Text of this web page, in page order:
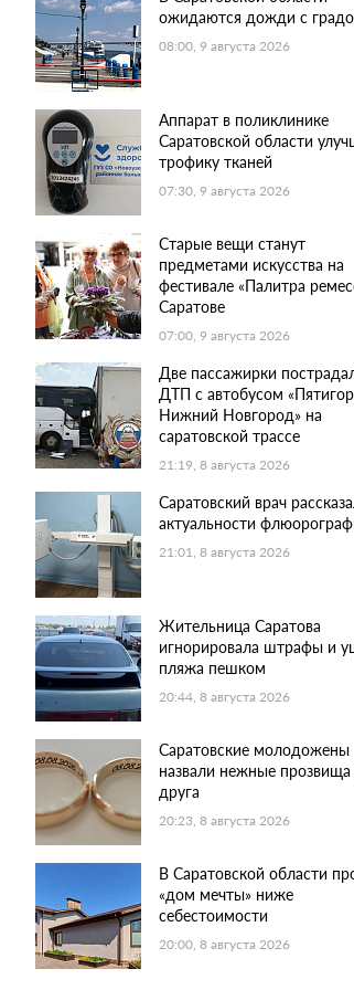
ожидаются дожди с
08:00, 9 августа 2026
Аппарат в поликлинике
Саратовской области
трофику тканей
07:30, 9 августа 2026
Старые вещи станут
предметами искусства на
фестивале «Палитра
Саратове
07:00, 9 августа 2026
Две пассажирки
ДТП с автобусом
Нижний Новгород» на
саратовской трассе
21:19, 8 августа 2026
Саратовский врач
актуальности
21:01, 8 августа 2026
Жительница Саратова
игнорировала штрафы и
пляжа пешком
20:44, 8 августа 2026
Саратовские молодожены
назвали нежные прозвища
друга
20:23, 8 августа 2026
В Саратовской области
«дом мечты» ниже
себестоимости
20:00, 8 августа 2026